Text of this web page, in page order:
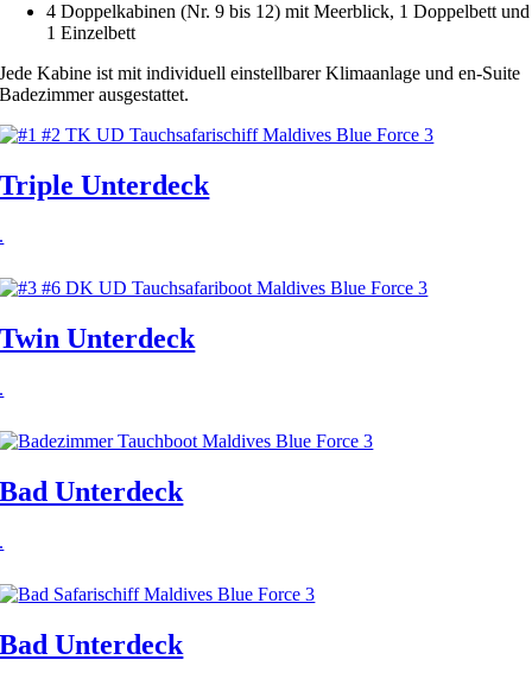
4 Doppelkabinen (Nr. 9 bis 12) mit Meerblick, 1 Doppelbett und
1 Einzelbett
Jede Kabine ist mit individuell einstellbarer Klimaanlage und en-Suite
Badezimmer ausgestattet.
Triple Unterdeck
.
Twin Unterdeck
.
Bad Unterdeck
.
Bad Unterdeck